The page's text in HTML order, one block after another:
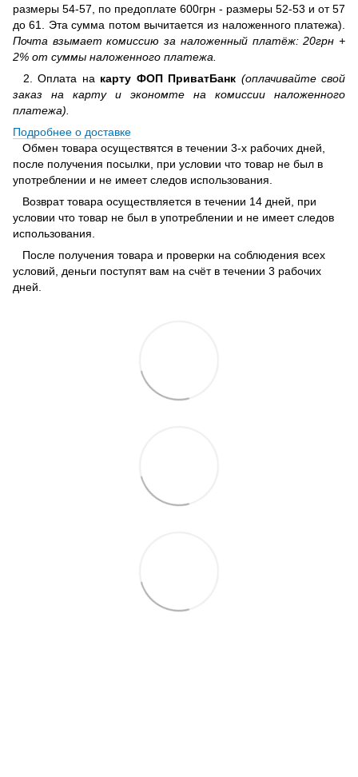
размеры 54-57, по предоплате 600грн - размеры 52-53 и от 57
до 61. Эта сумма потом вычитается из наложенного платежа).
Почта взымает комиссию за наложенный платёж: 20грн +
2% от суммы наложенного платежа.
2. Оплата на карту ФОП ПриватБанк (оплачивайте свой
заказ на карту и экономте на комиссии наложенного
платежа).
Подробнее о доставке
Обмен товара осуществятся в течении 3-х рабочих дней,
после получения посылки, при условии что товар не был в
употреблении и не имеет следов использования.
Возврат товара осуществляется в течении 14 дней, при
условии что товар не был в употреблении и не имеет следов
использования.
После получения товара и проверки на соблюдения всех
условий, деньги поступят вам на счёт в течении 3 рабочих
дней.